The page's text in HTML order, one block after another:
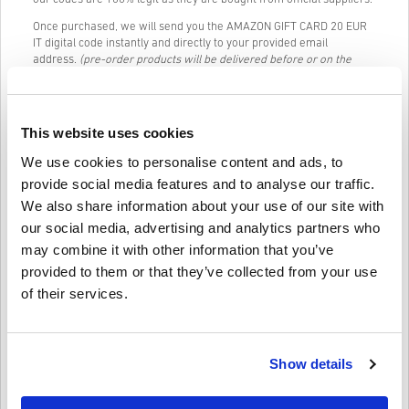
This website uses cookies
We use cookies to personalise content and ads, to
provide social media features and to analyse our traffic.
We also share information about your use of our site with
our social media, advertising and analytics partners who
may combine it with other information that you’ve
provided to them or that they’ve collected from your use
of their services.
Show details
Once purchased, we will send you the AMAZON GIFT CARD 20 EUR
IT digital code instantly and directly to your provided email
address. (pre-order products will be delivered before or on the
AMAZON GIFT CARD 20 EUR IT code.
Our Easy to follow 3-step purchase system contains no annoying
forms or surveys to fill out and only requires an email address and
AMAZON GIFT CARD 20 EUR IT for PC from livecards.net quick and
easy.
Kā tas darbojas Livecards.net
Jauns Livecards.net? Digitālo kodu iegāde ir ātra un vienkārša:
Atruna